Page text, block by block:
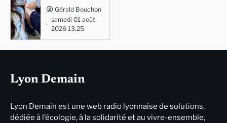
Gérald Bouchon
samedi 01 août
2026 13:25
Lyon Demain
Lyon Demain est une web radio lyonnaise de solutions,
dédiée à l’écologie, à la solidarité et au vivre-ensemble,